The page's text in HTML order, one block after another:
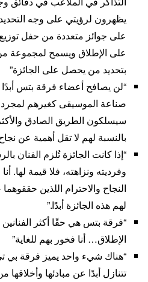
يظهرون لرؤيتي على وجه
على جوائز متعددة من حفل
على الإطلاق ويسمح لمجموعة
بتحديد من يحصل على الجائزة”
“لن يصافح أعضاء فرقة بتس أبدًا
صناعة الموسيقى كغيرهم
سيسلكون الطريق الصادق
بالنسبة لهم لا تقل أهمية عن
“إذا كانت الجائزة تُلزم الفنان
وفرديته ونزاهته، فلا قيمة لها.
النجاح والاحترام اللذين
لهم هذه الجائزة أبدًا.”
“فرقة بتس هي حقًا أكثر
الإطلاق… أنا فخور بهم للغاية”
“هناك شيء واحد يميز فرقة بي
تتنازل أبدًا عن مبادئها